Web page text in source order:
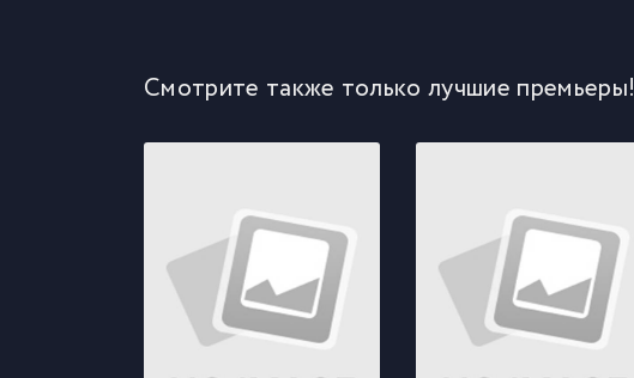
Смотрите также только лучшие премьеры!